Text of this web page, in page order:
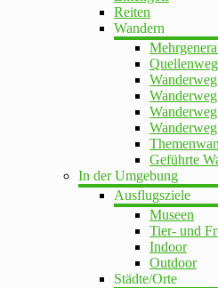
Reiten
Wandern
Quellenweg
Geführte
In der Umgebung
Ausflugsziele
Museen
Tier- und
Indoor
Outdoor
Städte/Orte